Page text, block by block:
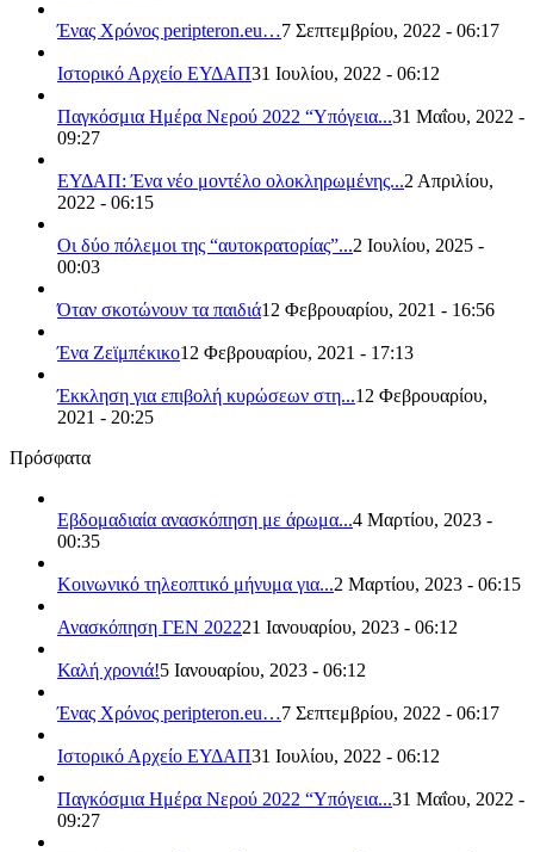
Ένας Χρόνος peripteron.eu…7 Σεπτεμβρίου, 2022 - 06:17
Ιστορικό Αρχείο ΕΥΔΑΠ31 Ιουλίου, 2022 - 06:12
Παγκόσμια Ημέρα Νερού 2022 “Υπόγεια...31 Μαΐου, 2022 -
09:27
ΕΥΔΑΠ: Ένα νέο μοντέλο ολοκληρωμένης...2 Απριλίου,
2022 - 06:15
Οι δύο πόλεμοι της “αυτοκρατορίας”...2 Ιουλίου, 2025 -
00:03
Όταν σκοτώνουν τα παιδιά12 Φεβρουαρίου, 2021 - 16:56
Ένα Ζεϊμπέκικο12 Φεβρουαρίου, 2021 - 17:13
Έκκληση για επιβολή κυρώσεων στη...12 Φεβρουαρίου,
2021 - 20:25
Πρόσφατα
Εβδομαδιαία ανασκόπηση με άρωμα...4 Μαρτίου, 2023 -
00:35
Κοινωνικό τηλεοπτικό μήνυμα για...2 Μαρτίου, 2023 - 06:15
Ανασκόπηση ΓΕΝ 202221 Ιανουαρίου, 2023 - 06:12
Καλή χρονιά!5 Ιανουαρίου, 2023 - 06:12
Ένας Χρόνος peripteron.eu…7 Σεπτεμβρίου, 2022 - 06:17
Ιστορικό Αρχείο ΕΥΔΑΠ31 Ιουλίου, 2022 - 06:12
Παγκόσμια Ημέρα Νερού 2022 “Υπόγεια...31 Μαΐου, 2022 -
09:27